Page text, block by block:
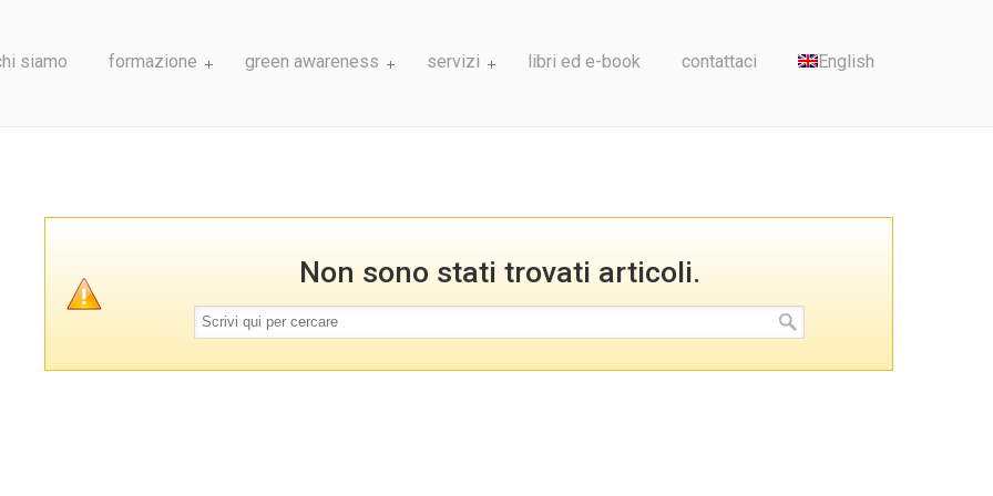
siamo formazione green awareness servizi libri ed e-book contattaci English
Non sono stati trovati articoli.
Termini